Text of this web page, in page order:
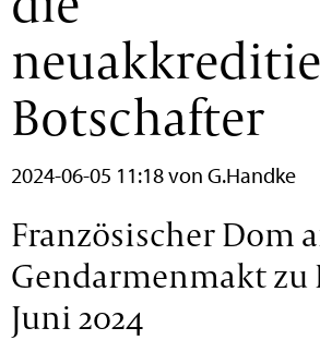
Botschafter
2024-06-05 11:18von G.Handke
Französischer Dom
Gendarmenmakt zu
Juni 2024